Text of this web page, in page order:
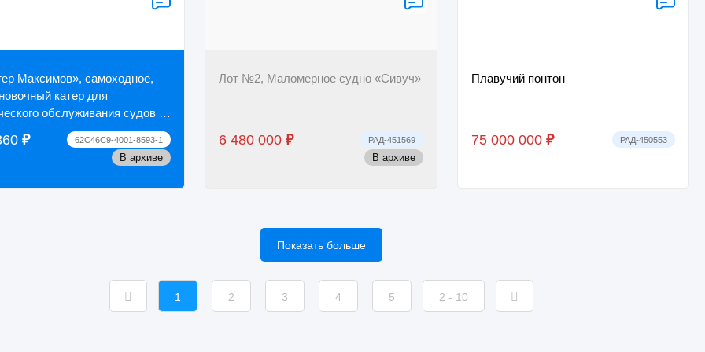
Максимов», самоходное,
катер для
обслуживания судов и
путей, год постройки 2007,
₽ 62C46C9-4001-8593-1
В архиве
Лот №2, Маломерное судно «Сивуч»
6 480 000 ₽ РАД-451569
В архиве
Плавучий понтон
75 000 000 ₽ РАД-450553
Показать больше
1 2 3 4 5 2 - 10